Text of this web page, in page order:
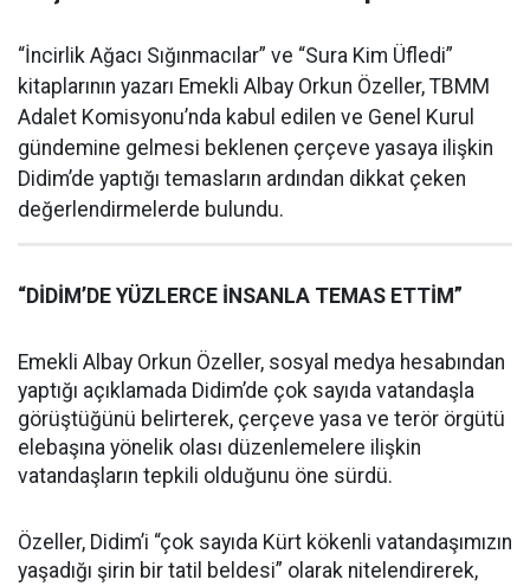
“İncirlik Ağacı Sığınmacılar” ve “Sura Kim Üfledi”
kitaplarının yazarı Emekli Albay Orkun Özeller, TBMM
Adalet Komisyonu’nda kabul edilen ve Genel Kurul
gündemine gelmesi beklenen çerçeve yasaya ilişkin
Didim’de yaptığı temasların ardından dikkat çeken
değerlendirmelerde bulundu.
“DİDİM’DE YÜZLERCE İNSANLA TEMAS ETTİM”
Emekli Albay Orkun Özeller, sosyal medya hesabından
yaptığı açıklamada Didim’de çok sayıda vatandaşla
görüştüğünü belirterek, çerçeve yasa ve terör örgütü
elebaşına yönelik olası düzenlemelere ilişkin
vatandaşların tepkili olduğunu öne sürdü.
Özeller, Didim’i “çok sayıda Kürt kökenli vatandaşımızın
yaşadığı şirin bir tatil beldesi” olarak nitelendirerek,